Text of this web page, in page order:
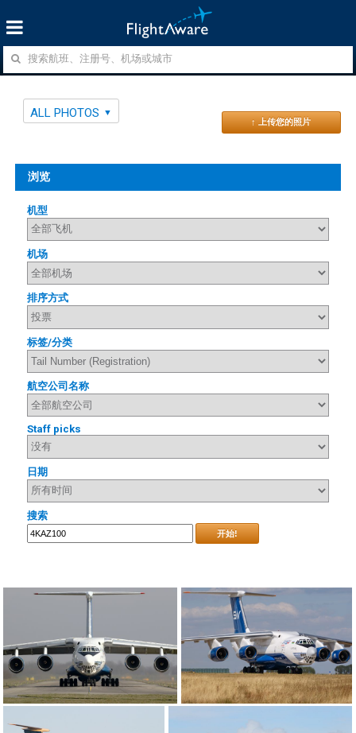
ALL PHOTOS
↑ 上传您的照片
浏览
机型
机场
排序方式
标签/分类
航空公司名称
Staff picks
日期
搜索
开始!